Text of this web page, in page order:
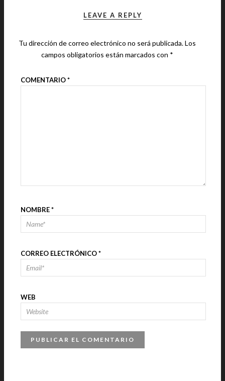
LEAVE A REPLY
Tu dirección de correo electrónico no será publicada.Los
campos obligatorios están marcados con *
COMENTARIO*
NOMBRE*
CORREO ELECTRÓNICO*
WEB